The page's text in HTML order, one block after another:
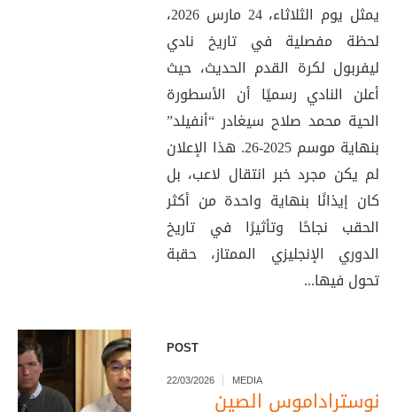
يمثل يوم الثلاثاء، 24 مارس 2026،
لحظة مفصلية في تاريخ نادي
ليفربول لكرة القدم الحديث، حيث
أعلن النادي رسميًا أن الأسطورة
الحية محمد صلاح سيغادر “أنفيلد”
بنهاية موسم 2025-26. هذا الإعلان
لم يكن مجرد خبر انتقال لاعب، بل
كان إيذانًا بنهاية واحدة من أكثر
الحقب نجاحًا وتأثيرًا في تاريخ
الدوري الإنجليزي الممتاز، حقبة
تحول فيها...
POST
22/03/2026 MEDIA
نوستراداموس الصين